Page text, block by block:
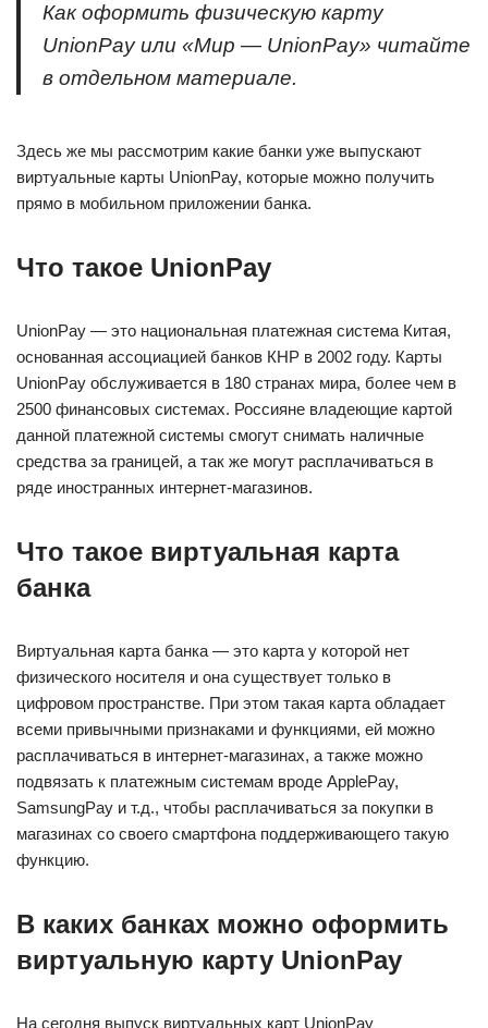
Как оформить физическую карту
UnionPay или «Мир — UnionPay» читайте
в отдельном материале.
Здесь же мы рассмотрим какие банки уже выпускают
виртуальные карты UnionPay, которые можно получить
прямо в мобильном приложении банка.
Что такое UnionPay
UnionPay — это национальная платежная система Китая,
основанная ассоциацией банков КНР в 2002 году. Карты
UnionPay обслуживается в 180 странах мира, более чем в
2500 финансовых системах. Россияне владеющие картой
данной платежной системы смогут снимать наличные
средства за границей, а так же могут расплачиваться в
ряде иностранных интернет-магазинов.
Что такое виртуальная карта
банка
Виртуальная карта банка — это карта у которой нет
физического носителя и она существует только в
цифровом пространстве. При этом такая карта обладает
всеми привычными признаками и функциями, ей можно
расплачиваться в интернет-магазинах, а также можно
подвязать к платежным системам вроде ApplePay,
SamsungPay и т.д., чтобы расплачиваться за покупки в
магазинах со своего смартфона поддерживающего такую
функцию.
В каких банках можно оформить
виртуальную карту UnionPay
На сегодня выпуск виртуальных карт UnionPay